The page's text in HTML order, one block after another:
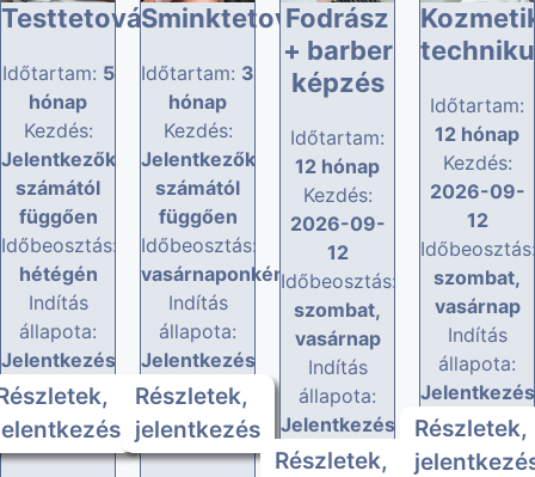
Testtetováló
Időtartam: 5
hónap
Kezdés:
Jelentkezők
számától
függően
Időbeosztás:
hétégén
Indítás
állapota:
Jelentkezés
Sminktetováló
Időtartam: 3
hónap
Kezdés:
Jelentkezők
számától
függően
Időbeosztás:
vasárnaponként
Indítás
állapota:
Jelentkezés
Részletek,
jelentkezés
Fodrász
+ barber
képzés
Időtartam:
12 hónap
Kezdés:
2026-09-
12
Időbeosztás:
szombat,
vasárnap
Indítás
állapota:
Jelentkezés
Részletek,
Időtartam:
12 hónap
Kezdés:
2026-09-
12
Időbeosztás:
szombat,
vasárnap
Indítás
állapota:
Jelentkezés
Részletek,